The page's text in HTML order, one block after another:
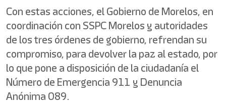
Con estas acciones, el Gobierno de Morelos, en
coordinación con SSPC Morelos y autoridades
de los tres órdenes de gobierno, refrendan su
compromiso, para devolver la paz al estado, por
lo que pone a disposición de la ciudadanía el
Número de Emergencia 911 y Denuncia
Anónima 089.